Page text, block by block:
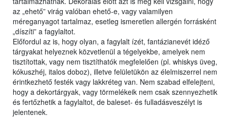
az „ehető” virág valóban ehető-e, vagy valamilyen
méreganyagot tartalmaz, esetleg ismeretlen allergén forrásként
„díszíti” a fagylaltot.
Előfordul az is, hogy olyan, a fagylalt ízét, fantázianevét idéző
tárgyakat helyeznek közvetlenül a tégelyekbe, amelyek nem
tisztítottak, vagy nem tisztíthatók megfelelően (pl. whiskys üveg,
kókuszhéj, italos doboz), illetve felületükön az élelmiszerrel nem
érintkezhető festék vagy lakkréteg van. Nem szabad elfelejteni,
hogy a dekortárgyak, vagy törmelékeik nem csak szennyezhetik
és fertőzhetik a fagylaltot, de baleset- és fulladásveszélyt is
jelentenek.